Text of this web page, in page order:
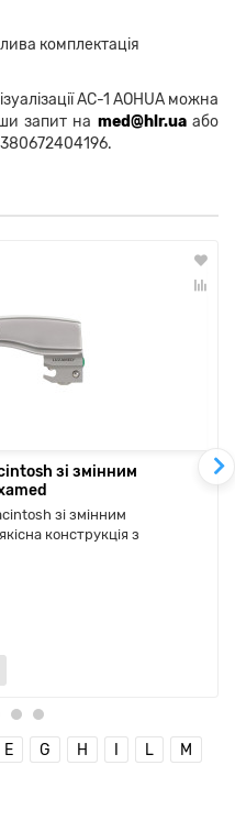
AС-1 AOHUA можна
запит на med@hlr.uaабо
зі змінним
зі змінним
конструкція з
E G H L
M